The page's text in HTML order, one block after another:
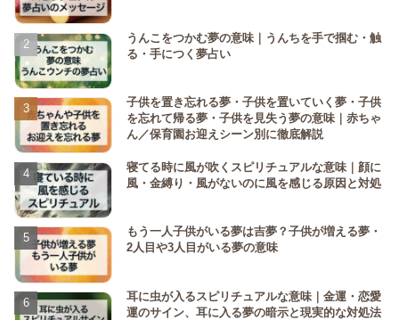
うんこをつかむ夢の意味｜うんちを手で掴む・触
る・手につく夢占い
子供を置き忘れる夢・子供を置いていく夢・子供
を忘れて帰る夢・子供を見失う夢の意味｜赤ちゃ
ん／保育園お迎えシーン別に徹底解説
寝てる時に風が吹くスピリチュアルな意味｜顔に
風・金縛り・風がないのに風を感じる原因と対処
もう一人子供がいる夢は吉夢？子供が増える夢・
2人目や3人目がいる夢の意味
耳に虫が入るスピリチュアルな意味｜金運・恋愛
運のサイン、耳に入る夢の暗示と現実的な対処法